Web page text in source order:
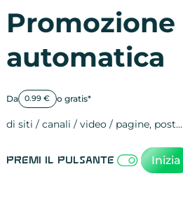
Promozione
automatica
Da 0.99 € o gratis*
di siti / canali / video / pagine, post…
Premi il pulsante Inizia